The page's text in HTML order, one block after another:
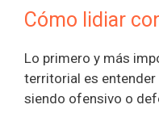
Cómo lidiar
Lo primero y más
territorial es
siendo ofensivo o